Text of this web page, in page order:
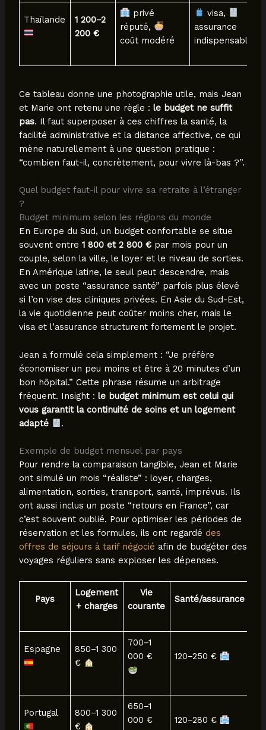
Thaïlande
1 200–2
200 €
privé
réputé,
coût modéré
visa,
assurance
indispensable
Ce tableau donne une photographie utile, mais Jean
et Marie ont retenu une règle : le budget ne suffit
pas. Il faut superposer à ces chiffres la santé, la
facilité administrative et la distance affective, ce qui
mène naturellement à une question pratique :
“combien faut-il, concrètement, pour vivre là-bas ?”.
Quel budget faut-il pour vivre sa retraite à l’étranger
?
Budget minimum selon les régions du monde
En Europe du Sud, un budget confortable se situe
souvent entre 1 800 et 2 800 €par mois pour un
couple, selon la ville, le loyer et le niveau de sorties.
En Amérique latine, le seuil peut descendre, mais
avec un poste “assurance santé” parfois plus élevé
si l’on vise des cliniques privées. En Asie du Sud-Est,
la vie quotidienne peut coûter moins cher, mais le
visa et l’assurance structurent fortement le projet.
Jean a formulé cela simplement : “Je préfère
économiser un peu moins et être à 20 minutes d’un
bon hôpital.” Cette phrase résume un arbitrage
fréquent. Insight : le budget minimum est celui qui
vous garantit la continuité de soins et un logement
adapté
.
Exemple de budget mensuel par pays
Pour rendre la comparaison tangible, Jean et Marie
ont simulé un mois “réaliste” : loyer, charges,
alimentation, sorties, transport, santé, imprévus. Ils
ont aussi inclus un poste “retours en France”, car
c’est souvent oublié. Pour optimiser les périodes de
réservation et les formules, ils ont regardé des
offres de séjours à tarif négocié afin de budgéter des
voyages réguliers sans exploser les dépenses.
Pays
Logement
+ charges
Vie
courante
Santé/assurance
Espagne
850–1 300
€
700–1
000 €
120–250 €
Portugal
800–1 300
€
650–1
000 €
120–280 €